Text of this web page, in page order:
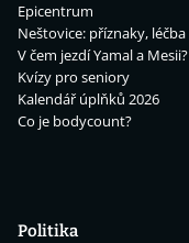
Epicentrum
Neštovice: příznaky, léčba
V čem jezdí Yamal a Mesii?
Kvízy pro seniory
Kalendář úplňků 2026
Co je bodycount?
Politika